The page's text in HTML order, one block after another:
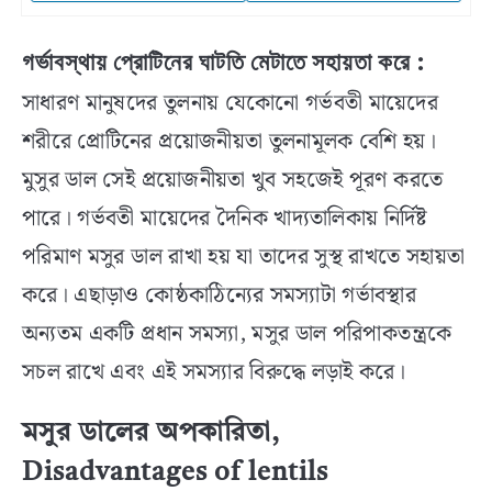
গর্ভাবস্থায় প্রোটিনের ঘাটতি মেটাতে সহায়তা করে :
সাধারণ মানুষদের তুলনায় যেকোনো গর্ভবতী মায়েদের
শরীরে প্রোটিনের প্রয়োজনীয়তা তুলনামূলক বেশি হয়।
মুসুর ডাল সেই প্রয়োজনীয়তা খুব সহজেই পূরণ করতে
পারে। গর্ভবতী মায়েদের দৈনিক খাদ্যতালিকায় নির্দিষ্ট
পরিমাণ মসুর ডাল রাখা হয় যা তাদের সুস্থ রাখতে সহায়তা
করে। এছাড়াও কোষ্ঠকাঠিন্যের সমস্যাটা গর্ভাবস্থার
অন্যতম একটি প্রধান সমস্যা, মসুর ডাল পরিপাকতন্ত্রকে
সচল রাখে এবং এই সমস্যার বিরুদ্ধে লড়াই করে।
মসুর ডালের অপকারিতা,
Disadvantages of lentils